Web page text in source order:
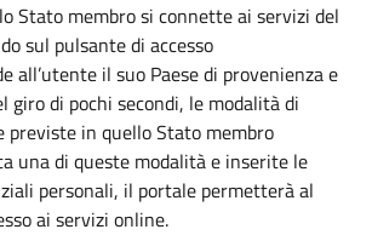
Stato membro si connette ai servizi del
sul pulsante di accesso
all’utente il suo Paese di provenienza e
giro di pochi secondi, le modalità di
previste in quello Stato membro
una di queste modalità e inserite le
personali, il portale permetterà al
ai servizi online.